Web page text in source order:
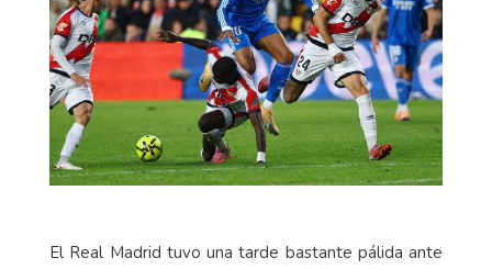
El Real Madrid tuvo una tarde bastante pálida ante